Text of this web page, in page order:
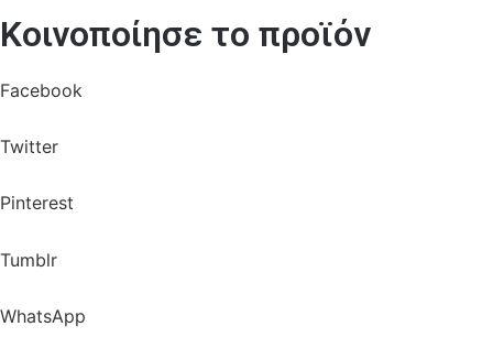
Κοινοποίησε το προϊόν
Facebook
Twitter
Pinterest
Tumblr
WhatsApp